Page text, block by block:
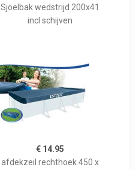
Sjoelbak wedstrijd 200x41
incl schijven
€ 14.95
afdekzeil rechthoek 450 x